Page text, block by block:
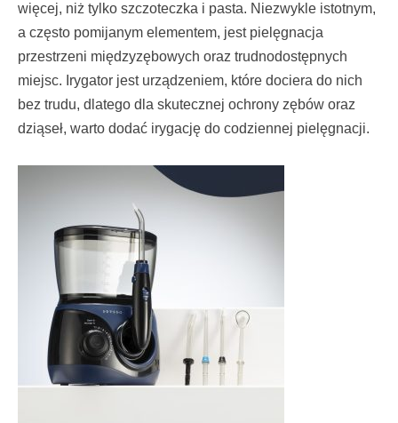
więcej, niż tylko szczoteczka i pasta. Niezwykle istotnym,
a często pomijanym elementem, jest pielęgnacja
przestrzeni międzyzębowych oraz trudnodostępnych
miejsc. Irygator jest urządzeniem, które dociera do nich
bez trudu, dlatego dla skutecznej ochrony zębów oraz
dziąseł, warto dodać irygację do codziennej pielęgnacji.